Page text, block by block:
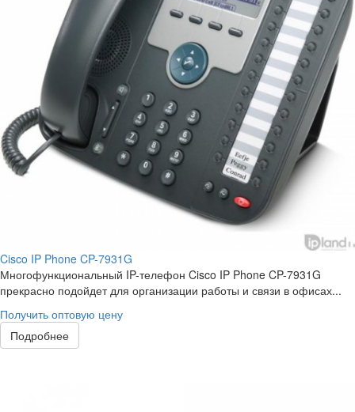
Cisco IP Phone CP-7931G
Многофункциональный IP-телефон Cisco IP Phone CP-7931G
прекрасно подойдет для организации работы и связи в офисах...
Получить оптовую цену
Подробнее